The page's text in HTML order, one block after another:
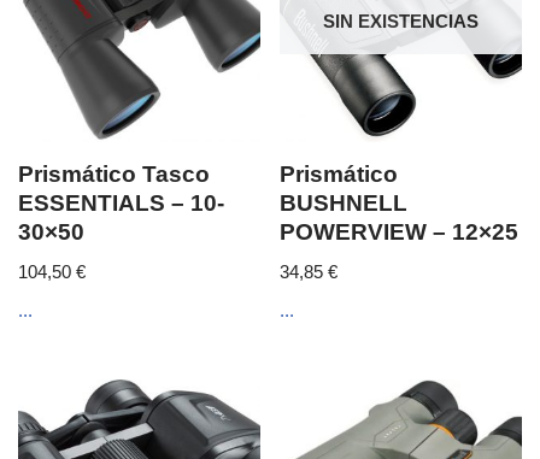
Prismático Tasco
ESSENTIALS – 10-
30×50
104,50 €
...
SIN EXISTENCIAS
Prismático
BUSHNELL
POWERVIEW – 12×25
34,85€
...